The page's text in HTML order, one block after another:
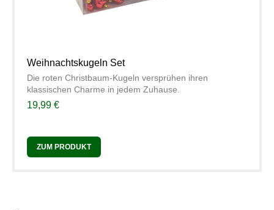
Weihnachtskugeln Set
Die roten Christbaum-Kugeln versprühen ihren
klassischen Charme in jedem Zuhause.
19,99 €
ZUM PRODUKT